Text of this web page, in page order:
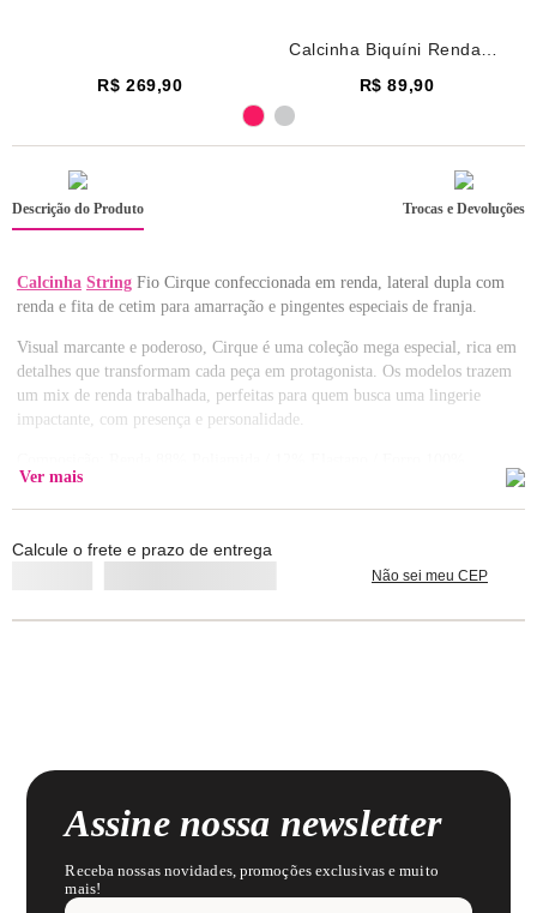
R$ 269,90
Calcinha Biquíni Renda
R$ 89,90
Descrição do Produto Trocas e Devoluções
Calcinha String Fio Cirque confeccionada em renda, lateral dupla com
renda e fita de cetim para amarração e pingentes especiais de franja.
Visual marcante e poderoso, Cirque é uma coleção mega especial, rica em
detalhes que transformam cada peça em protagonista. Os modelos trazem
um mix de renda trabalhada, perfeitas para quem busca uma lingerie
impactante, com presença e personalidade.
Algodão
Ver mais
Calcule o frete e prazo de entrega
Não sei meu CEP
Assine nossa newsletter
Receba nossas novidades, promoções exclusivas e muito
mais!